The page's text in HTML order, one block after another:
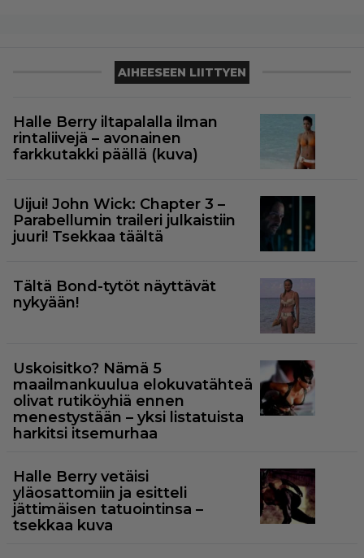
AIHEESEEN LIITTYEN
Halle Berry iltapalalla ilman
rintaliivejä – avonainen
farkkutakki päällä (kuva)
Uijui! John Wick: Chapter 3 –
Parabellumin traileri julkaistiin
juuri! Tsekkaa täältä
Tältä Bond-tytöt näyttävät
nykyään!
Uskoisitko? Nämä 5
maailmankuulua elokuvatähteä
olivat rutiköyhiä ennen
menestystään – yksi listatuista
harkitsi itsemurhaa
Halle Berry vetäisi
yläosattomiin ja esitteli
jättimäisen tatuointinsa –
tsekkaa kuva